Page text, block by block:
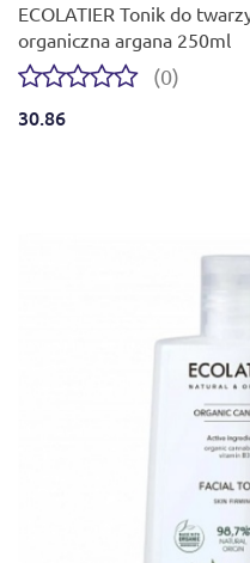
ECOLATIER Tonik do
organiczna argana 250ml
(0)
30.86